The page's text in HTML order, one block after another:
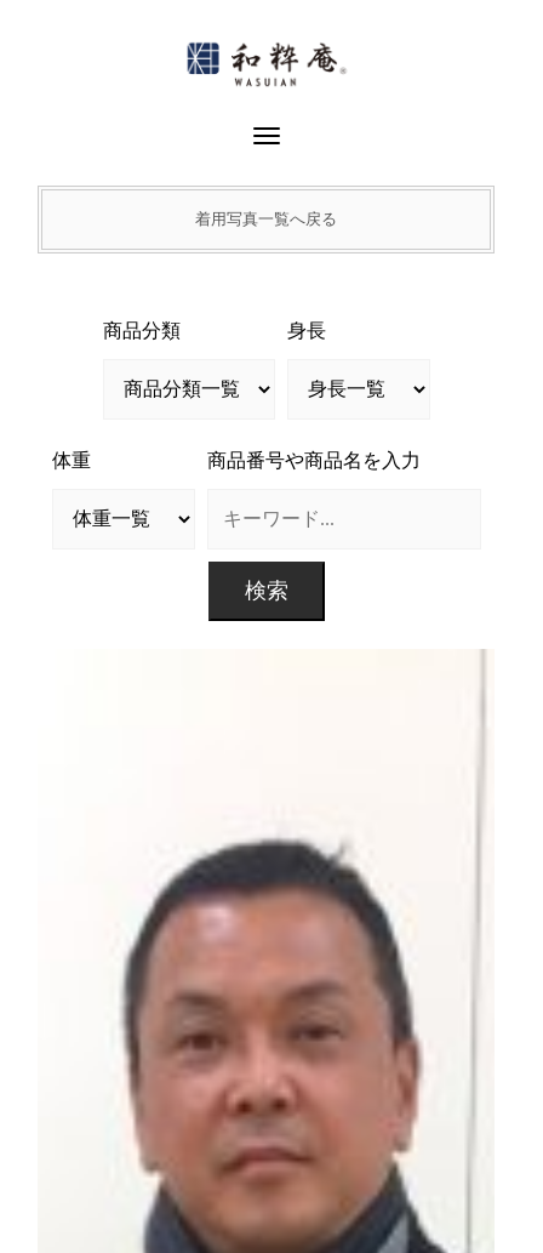
Toggle Navigation
着用写真一覧へ戻る
商品分類 身長
体重 商品番号や商品名を入力